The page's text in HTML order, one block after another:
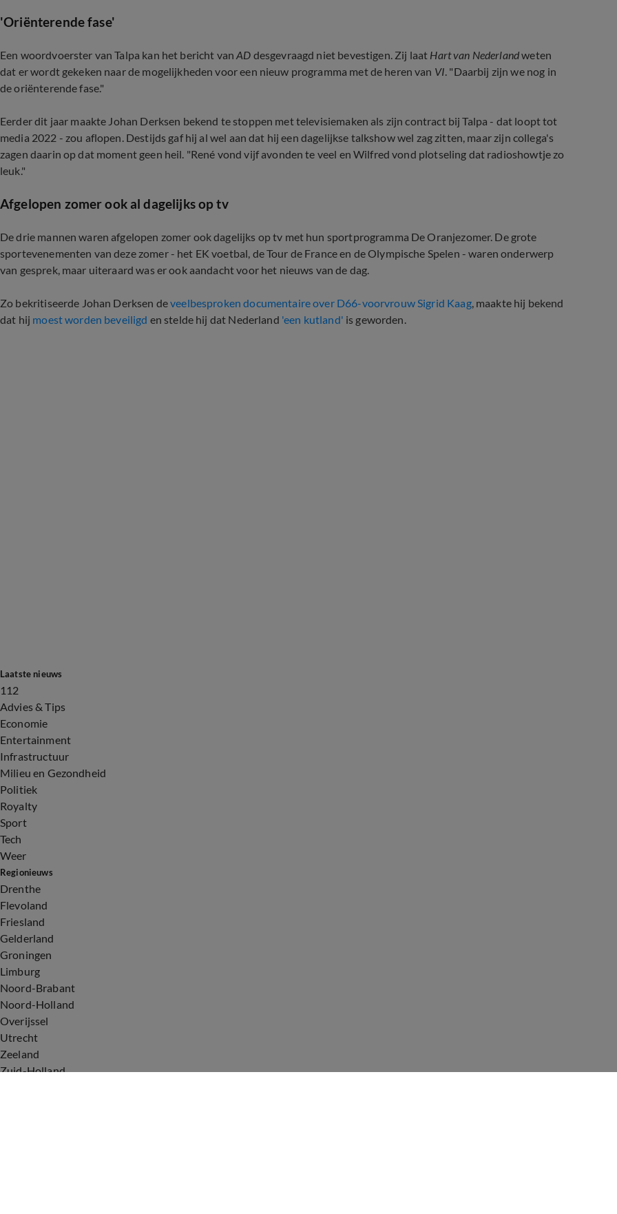
'Oriënterende fase'
Een woordvoerster van Talpa kan het bericht vanAD desgevraagd niet bevestigen. Zij laat Hart van Nederlandweten
dat er wordt gekeken naar de mogelijkheden voor een nieuw programma met de heren van VI. "Daarbij zijn we nog in
de oriënterende fase."
Eerder dit jaar maakte Johan Derksen bekend te stoppen met televisiemaken als zijn contract bij Talpa - dat loopt tot
media 2022 - zou aflopen. Destijds gaf hij al wel aan dat hij een dagelijkse talkshow wel zag zitten, maar zijn collega's
zagen daarin op dat moment geen heil. "René vond vijf avonden te veel en Wilfred vond plotseling dat radioshowtje zo
leuk."
Afgelopen zomer ook al dagelijks op tv
De drie mannen waren afgelopen zomer ook dagelijks op tv met hun sportprogramma De Oranjezomer. De grote
sportevenementen van deze zomer - het EK voetbal, de Tour de France en de Olympische Spelen - waren onderwerp
van gesprek, maar uiteraard was er ook aandacht voor het nieuws van de dag.
Zo bekritiseerde Johan Derksen deveelbesproken documentaire over D66-voorvrouw Sigrid Kaag, maakte hij bekend
dat hij moest worden beveiligd en stelde hij dat Nederland 'een kutland' is geworden.
Laatste nieuws
112
Advies & Tips
Economie
Entertainment
Infrastructuur
Milieu en Gezondheid
Politiek
Royalty
Sport
Tech
Weer
Regionieuws
Drenthe
Flevoland
Friesland
Gelderland
Groningen
Limburg
Noord-Brabant
Noord-Holland
Overijssel
Utrecht
Zeeland
Zuid-Holland